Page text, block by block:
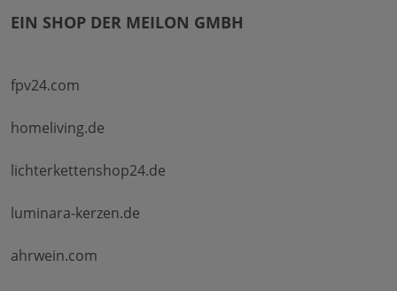
EIN SHOP DER MEILON GMBH
fpv24.com
homeliving.de
lichterkettenshop24.de
luminara-kerzen.de
ahrwein.com